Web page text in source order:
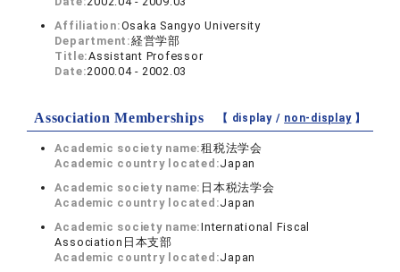
Affiliation:Osaka Sangyo University
Department:経営学部
Title:Assistant Professor
Date:2000.04 - 2002.03
Association Memberships 【 display / non-display】
Academic society name:租税法学会
Academic country located:Japan
Academic society name: 日本税法学会
Academic country located:Japan
Academic society name:International Fiscal
Association日本支部
Academic country located:Japan